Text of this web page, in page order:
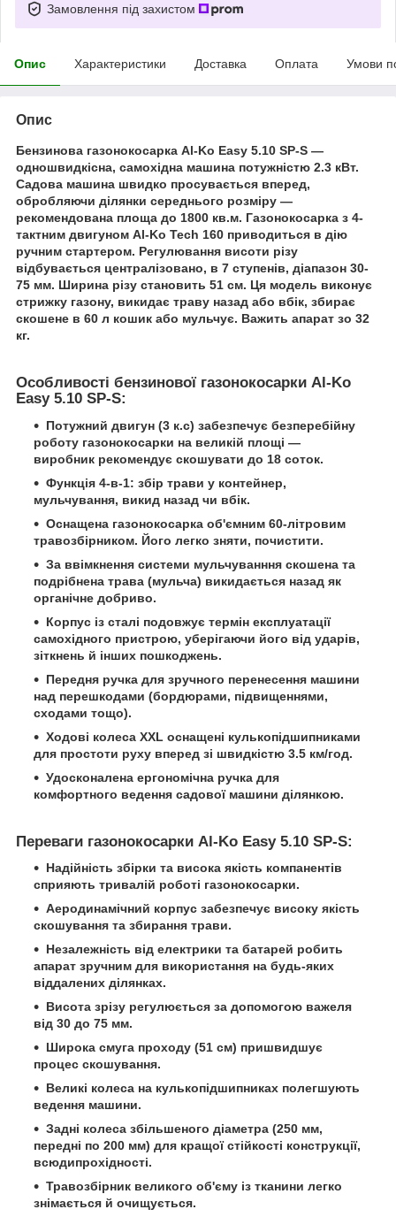
Замовлення під захистом
Опис Характеристики Доставка Оплата Умови
Опис
Бензинова газонокосарка Al-Ko Easy 5.10 SP-S —
одношвидкісна, самохідна машина потужністю 2.3 кВт.
Садова машина швидко просувається вперед,
обробляючи ділянки середнього розміру —
рекомендована площа до 1800 кв.м. Газонокосарка з 4-
тактним двигуном Al-Ko Tech 160 приводиться в дію
ручним стартером. Регулювання висоти різу
відбувається централізовано, в 7 ступенів, діапазон 30-
75 мм. Ширина різу становить 51 см. Ця модель виконує
стрижку газону, викидає траву назад або вбік, збирає
скошене в 60 л кошик або мульчує. Важить апарат зо 32
кг.
Особливості бензинової газонокосарки Al-Ko
Easy 5.10 SP-S:
Потужний двигун (3 к.с) забезпечує безперебійну
роботу газонокосарки на великій площі —
виробник рекомендує скошувати до 18 соток.
Функція 4-в-1: збір трави у контейнер,
мульчування, викид назад чи вбік.
Оснащена газонокосарка об'ємним 60-літровим
травозбірником. Його легко зняти, почистити.
За ввімкнення системи мульчуванння скошена та
подрібнена трава (мульча) викидається назад як
органічне добриво.
Корпус із сталі подовжує термін експлуатації
самохідного пристрою, уберігаючи його від ударів,
зіткнень й інших пошкоджень.
Передня ручка для зручного перенесення машини
над перешкодами (бордюрами, підвищеннями,
сходами тощо).
Ходові колеса XXL оснащені кулькопідшипниками
для простоти руху вперед зі швидкістю 3.5 км/год.
Удосконалена ергономічна ручка для
комфортного ведення садової машини ділянкою.
Переваги газонокосарки Al-Ko Easy 5.10 SP-S:
Надійність збірки та висока якість компанентів
сприяють тривалій роботі газонокосарки.
Аеродинамічний корпус забезпечує високу якість
скошування та збирання трави.
Незалежність від електрики та батарей робить
апарат зручним для використання на будь-яких
віддалених ділянках.
Висота зрізу регулюється за допомогою важеля
від 30 до 75 мм.
Широка смуга проходу (51 см) пришвидшує
процес скошування.
Великі колеса на кулькопідшипниках полегшують
ведення машини.
Задні колеса збільшеного діаметра (250 мм,
передні по 200 мм) для кращої стійкості конструкції,
всюдипрохідності.
Травозбірник великого об'єму із тканини легко
знімається й очищується.